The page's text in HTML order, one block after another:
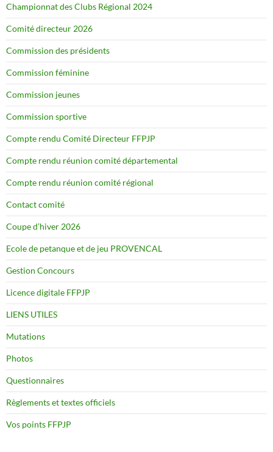
Championnat des Clubs Régional 2024
Comité directeur 2026
Commission des présidents
Commission féminine
Commission jeunes
Commission sportive
Compte rendu Comité Directeur FFPJP
Compte rendu réunion comité départemental
Compte rendu réunion comité régional
Contact comité
Coupe d’hiver 2026
Ecole de petanque et de jeu PROVENCAL
Gestion Concours
Licence digitale FFPJP
LIENS UTILES
Mutations
Photos
Questionnaires
Règlements et textes officiels
Vos points FFPJP